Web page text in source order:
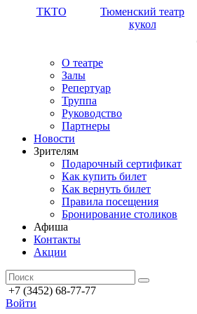
ТКТО
Тюменский театр
кукол
О театре
Залы
Репертуар
Труппа
Руководство
Партнеры
Новости
Зрителям
Подарочный сертификат
Как купить билет
Как вернуть билет
Правила посещения
Бронирование столиков
Афиша
Контакты
Акции
+7 (3452) 68-77-77
Войти